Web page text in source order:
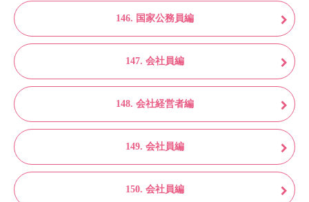
146. 国家公務員編
147. 会社員編
148. 会社経営者編
149. 会社員編
150. 会社員編